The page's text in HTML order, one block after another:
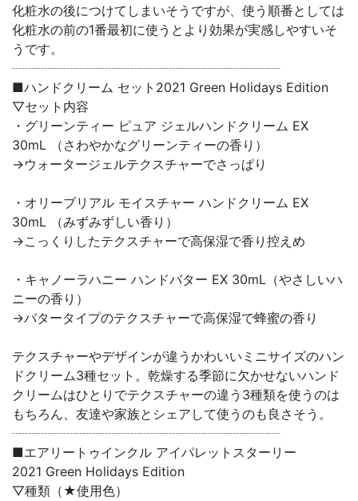
化粧水の後につけてしまいそうですが、使う順番としては
化粧水の前の1番最初に使うとより効果が実感しやすいそ
うです。
┈┈┈┈┈┈┈┈┈┈┈┈┈┈┈┈┈┈┈┈┈
■ハンドクリーム セット2021 Green Holidays Edition
▽セット内容
・グリーンティー ピュア ジェルハンドクリーム EX
30mL （さわやかなグリーンティーの香り）
→ウォータージェルテクスチャーでさっぱり
・オリーブリアル モイスチャー ハンドクリーム EX
30mL （みずみずしい香り）
→こっくりしたテクスチャーで高保湿で香り控えめ
・キャノーラハニー ハンドバター EX 30mL（やさしいハ
ニーの香り）
→バタータイプのテクスチャーで高保湿で蜂蜜の香り
テクスチャーやデザインが違うかわいいミニサイズのハン
ドクリーム3種セット。乾燥する季節に欠かせないハンド
クリームはひとりでテクスチャーの違う3種類を使うのは
もちろん、友達や家族とシェアして使うのも良さそう。
┈┈┈┈┈┈┈┈┈┈┈┈┈┈┈┈┈┈┈┈┈
■エアリートゥインクル アイパレットスターリー
2021 Green Holidays Edition
▽種類（★使用色）